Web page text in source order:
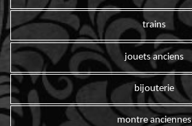
trains
jouets anciens
bijouterie
montre anciennes